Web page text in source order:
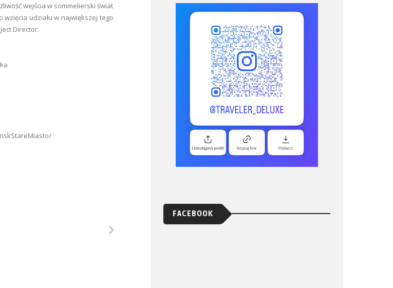
wejścia w sommelierski świat
udziału w największej tego
Director.
FACEBOOK